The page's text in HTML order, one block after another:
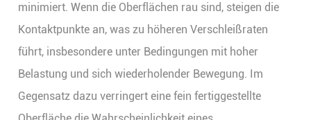
minimiert. Wenn die Oberflächen rau sind, steigen die
Kontaktpunkte an, was zu höheren Verschleißraten
führt, insbesondere unter Bedingungen mit hoher
Belastung und sich wiederholender Bewegung. Im
Gegensatz dazu verringert eine fein fertiggestellte